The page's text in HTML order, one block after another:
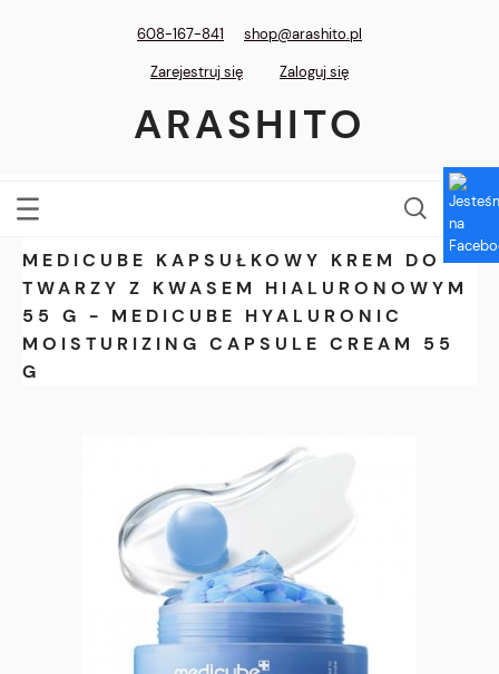
608-167-841
shop@arashito.pl
Zarejestruj się
Zaloguj się
ARASHITO
MEDICUBE KAPSUŁKOWY KREM DO
TWARZY Z KWASEM HIALURONOWYM
55 G - MEDICUBE HYALURONIC
MOISTURIZING CAPSULE CREAM 55
G